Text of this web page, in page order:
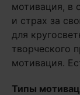
мотивация, в
и страх за
для
творческого
мотивация.
Типы